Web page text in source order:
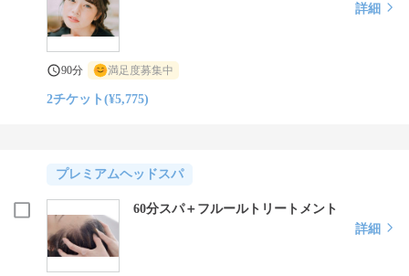
詳細
90分 満足度募集中
2チケット(¥5,775)
プレミアムヘッドスパ
60分スパ＋フルールトリートメント
詳細